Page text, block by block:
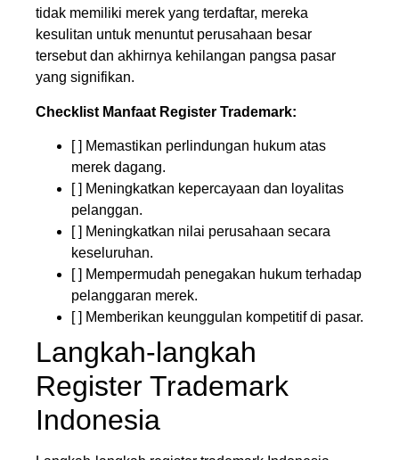
tidak memiliki merek yang terdaftar, mereka
kesulitan untuk menuntut perusahaan besar
tersebut dan akhirnya kehilangan pangsa pasar
yang signifikan.
Checklist Manfaat Register Trademark:
[ ] Memastikan perlindungan hukum atas
merek dagang.
[ ] Meningkatkan kepercayaan dan loyalitas
pelanggan.
[ ] Meningkatkan nilai perusahaan secara
keseluruhan.
[ ] Mempermudah penegakan hukum terhadap
pelanggaran merek.
[ ] Memberikan keunggulan kompetitif di pasar.
Langkah-langkah
Register Trademark
Indonesia